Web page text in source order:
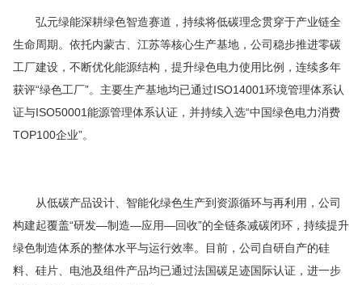
弘元绿能深耕绿色智造赛道，持续将低碳理念贯穿于产业链全
生命周期。依托内蒙古、江苏等核心生产基地，公司稳步推进零碳
工厂建设，不断优化能源结构，提升绿色电力使用比例，连续多年
获评“绿色工厂”。主要生产基地均已通过ISO14001环境管理体系认
证与ISO50001能源管理体系认证，并持续入选“中国绿色电力消费
TOP100企业”。
从低碳产品设计、智能化绿色生产到资源循环与再利用，公司
构建起覆盖“研发—制造—应用—回收”的全链条减碳闭环，持续提升
绿色制造体系的整体水平与运行效率。目前，公司自研自产的硅
料、硅片、电池及组件产品均已通过法国碳足迹国际认证，进一步